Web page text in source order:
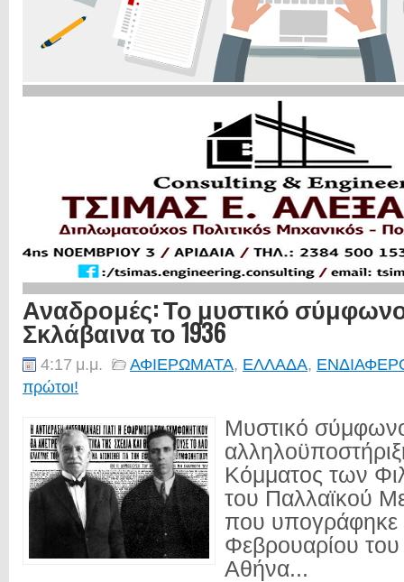
Αναδρομές: Το μυστικό
Σκλάβαινα το 1936
4:17 μ.μ. ΑΦΙΕΡΩΜΑΤΑ, ΕΛΛΑΔΑ,
πρώτοι!
Μυστικό
Κόμματος των
του Παλλαϊκού
που υπογράφηκε
Φεβρουαρίου
Αθήνα...